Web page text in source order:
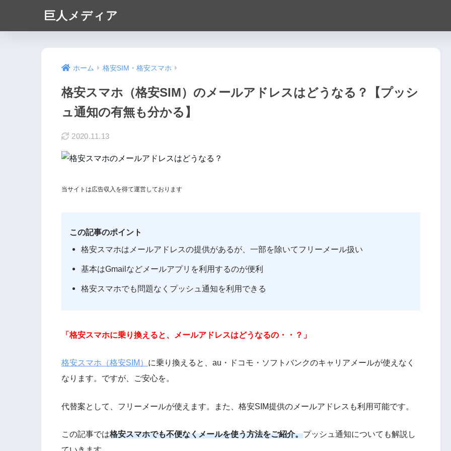
巨人メディア
ホーム 格安SIM・格安スマホ
格安スマホ（格安SIM）のメールアドレスはどうなる？【プッシ
ュ通知の有無も分かる】
2020.11.13
当サイトは広告収入を得て運営しております
この記事のポイント
格安スマホはメールアドレスの提供があるが、一部を除いてフリーメール扱い
基本はGmailなどメールアプリを利用するのが便利
格安スマホでも問題なくプッシュ通知を利用できる
「格安スマホに乗り換えると、メールアドレスはどうなるの・・？」
格安スマホ（格安SIM） に乗り換えると、au・ドコモ・ソフトバンクのキャリアメールが使えなく
なります。ですが、ご安心を。
代替案として、フリーメールが使えます。また、格安SIM提供のメールアドレスも利用可能です。
この記事では格安スマホでも不便なくメールを使う方法をご紹介。プッシュ通知についても解説し